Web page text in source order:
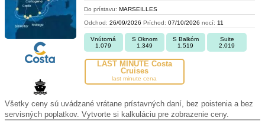
Do prístavu: MARSEILLES
Odchod: 26/09/2026 Príchod: 07/10/2026 nocí: 11
Vnútorná
1.079
S Oknom
1.349
S Balkóm
1.519
Suite
2.019
LAST MINUTE Costa
Cruises
last minute cena
Všetky ceny sú uvádzané vrátane prístavných daní, bez poistenia a bez
servisných poplatkov. Vytvorte si kalkuláciu pre zobrazenie ceny.